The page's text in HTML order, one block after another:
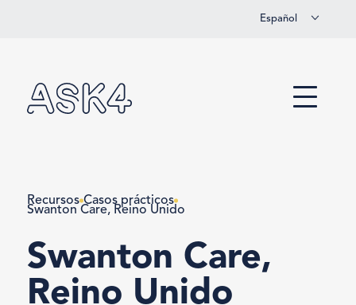
Español
Menu
Recursos Casos prácticos
Swanton Care, Reino Unido
Swanton Care,
Reino Unido